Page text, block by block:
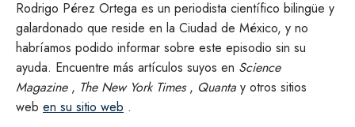
Rodrigo Pérez Ortega es un periodista científico bilingüe y
galardonado que reside en la Ciudad de México, y no
habríamos podido informar sobre este episodio sin su
ayuda. Encuentre más artículos suyos en Science
Magazine, The New York Times, Quanta y otros sitios
web en su sitio web .